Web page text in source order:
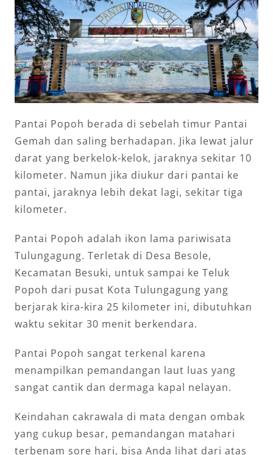
Pantai Popoh berada di sebelah timur Pantai
Gemah dan saling berhadapan. Jika lewat jalur
darat yang berkelok-kelok, jaraknya sekitar 10
kilometer. Namun jika diukur dari pantai ke
pantai, jaraknya lebih dekat lagi, sekitar tiga
kilometer.
Pantai Popoh adalah ikon lama pariwisata
Tulungagung. Terletak di Desa Besole,
Kecamatan Besuki, untuk sampai ke Teluk
Popoh dari pusat Kota Tulungagung yang
berjarak kira-kira 25 kilometer ini, dibutuhkan
waktu sekitar 30 menit berkendara.
Pantai Popoh sangat terkenal karena
menampilkan pemandangan laut luas yang
sangat cantik dan dermaga kapal nelayan.
Keindahan cakrawala di mata dengan ombak
yang cukup besar, pemandangan matahari
terbenam sore hari, bisa Anda lihat dari atas